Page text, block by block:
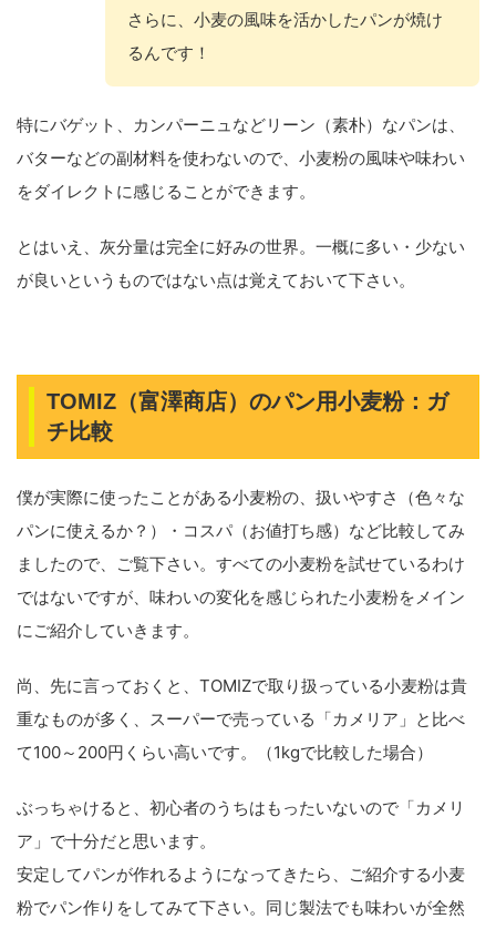
さらに、小麦の風味を活かしたパンが焼け
るんです！
特にバゲット、カンパーニュなどリーン（素朴）なパンは、
バターなどの副材料を使わないので、小麦粉の風味や味わい
をダイレクトに感じることができます。
とはいえ、灰分量は完全に好みの世界。一概に多い・少ない
が良いというものではない点は覚えておいて下さい。
TOMIZ（富澤商店）のパン用小麦粉：ガ
チ比較
僕が実際に使ったことがある小麦粉の、扱いやすさ（色々な
パンに使えるか？）・コスパ（お値打ち感）など比較してみ
ましたので、ご覧下さい。すべての小麦粉を試せているわけ
ではないですが、味わいの変化を感じられた小麦粉をメイン
にご紹介していきます。
尚、先に言っておくと、TOMIZで取り扱っている小麦粉は貴
重なものが多く、スーパーで売っている「カメリア」と比べ
て100～200円くらい高いです。（1kgで比較した場合）
ぶっちゃけると、初心者のうちはもったいないので「カメリ
ア」で十分だと思います。
安定してパンが作れるようになってきたら、ご紹介する小麦
粉でパン作りをしてみて下さい。同じ製法でも味わいが全然